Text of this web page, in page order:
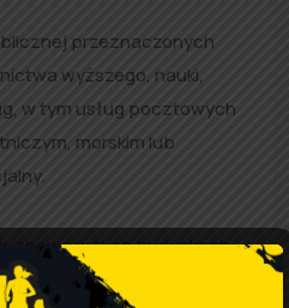
przeznaczonych
wyższego, nauki,
w tym usług pocztowych
morskim lub
w tych budynkach,